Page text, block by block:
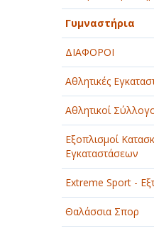
ΔΙΑΦΗΜΙΣΗ -
ΕΚΚΛΗΣΙΕΣ -
ΣΩΜΑΤΕΙΑ
ΕΚΠΑΙΔΕΥΣΗ -
ΕΜΠΟΡΙΟ -
ΕΡΓΟΣΤΑΣΙΑ -
ΞΕΝΟΔΟΧΕΙΑ -
ΟΜΟΡΦΙΑ
ΠΑΡΟΧΗ
Γυμναστήρια
ΔΙΑΦΟΡΟΙ
Αθλητικές
Αθλητικοί
Εξοπλισμοί
Εγκαταστάσεων
Extreme Sport -
Θαλάσσια Σπορ